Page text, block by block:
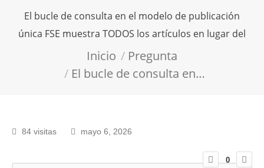
El bucle de consulta en el modelo de publicación
única FSE muestra TODOS los artículos en lugar del
Inicio
Pregunta
El bucle de consulta en…
84 visitas mayo 6, 2026
0